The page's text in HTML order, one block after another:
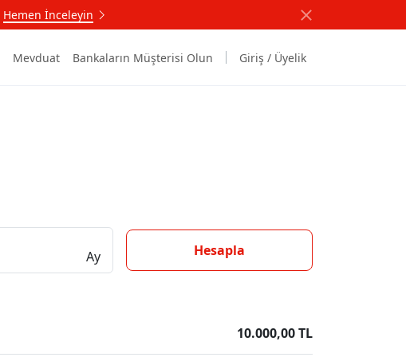
Hemen İnceleyin
Mevduat Bankaların Müşterisi Olun Giriş / Üyelik
Ay Hesapla
10.000,00 TL